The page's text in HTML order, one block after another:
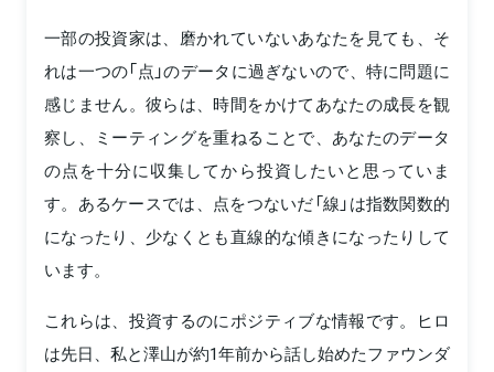
一部の投資家は、磨かれていないあなたを見ても、そ
れは一つの「点」のデータに過ぎないので、特に問題に
感じません。彼らは、時間をかけてあなたの成長を観
察し、ミーティングを重ねることで、あなたのデータ
の点を十分に収集してから投資したいと思っていま
す。あるケースでは、点をつないだ「線」は指数関数的
になったり、少なくとも直線的な傾きになったりして
います。
これらは、投資するのにポジティブな情報です。ヒロ
は先日、私と澤山が約1年前から話し始めたファウンダ